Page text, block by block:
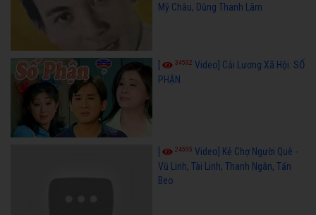
Mỹ Châu, Dũng Thanh Lâm
34592 Video] Cải Lương Xã Hội: SỐ
PHẬN
24595 Video] Kẻ Chợ Người Quê -
Vũ Linh, Tài Linh, Thanh Ngân, Tấn
Beo